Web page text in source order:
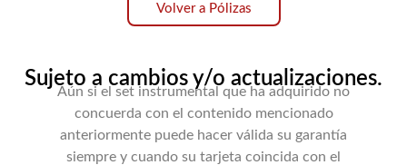
Volver a Pólizas
Sujeto a cambios y/o actualizaciones.
Aún si el set instrumental que ha adquirido no
concuerda con el contenido mencionado
anteriormente puede hacer válida su garantía
siempre y cuando su tarjeta coincida con el